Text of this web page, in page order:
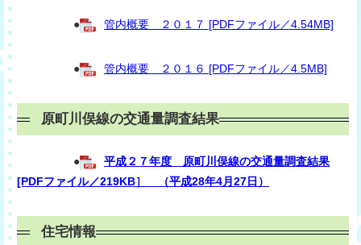
● 管内概要 ２０１７ [PDFファイル／4.54MB]
● 管内概要 ２０１６ [PDFファイル／4.5MB]
原町川俣線の交通量調査結果
●
平成２７年度 原町川俣線の交通量調査結果
[PDFファイル／219KB］ （平成28年4月27日）
住宅情報